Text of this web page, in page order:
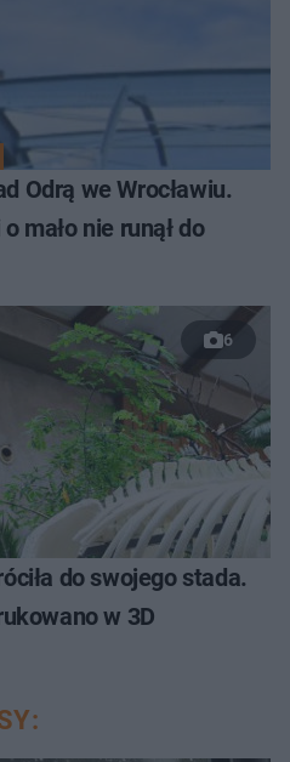
Odrą we Wrocławiu.
mało nie runął do
6
do swojego stada.
w 3D